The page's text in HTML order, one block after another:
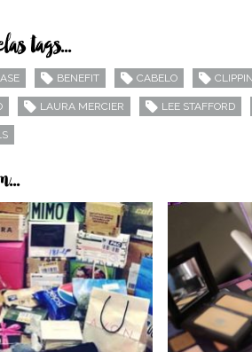
tags...
BENEFIT CABELO
LAURA MERCIER LEE STAFFORD